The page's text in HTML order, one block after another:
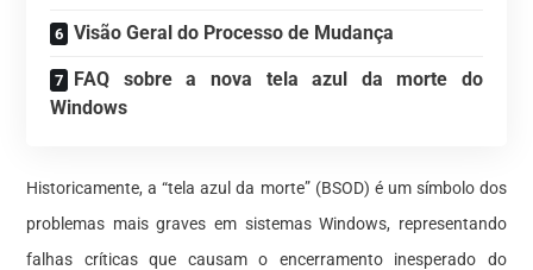
Visão Geral do Processo de Mudança
FAQ sobre a nova tela azul da morte do
Windows
Historicamente, a “tela azul da morte” (BSOD) é um símbolo dos
problemas mais graves em sistemas Windows, representando
falhas críticas que causam o encerramento inesperado do